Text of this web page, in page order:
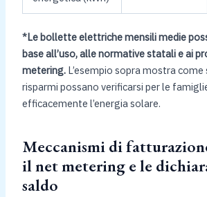
*Le bollette elettriche mensili medie
base all’uso, alle normative statali e ai
metering.L’esempio sopra mostra come
risparmi possano verificarsi per le
efficacemente l’energia solare.
Meccanismi di
il net metering e le
saldo